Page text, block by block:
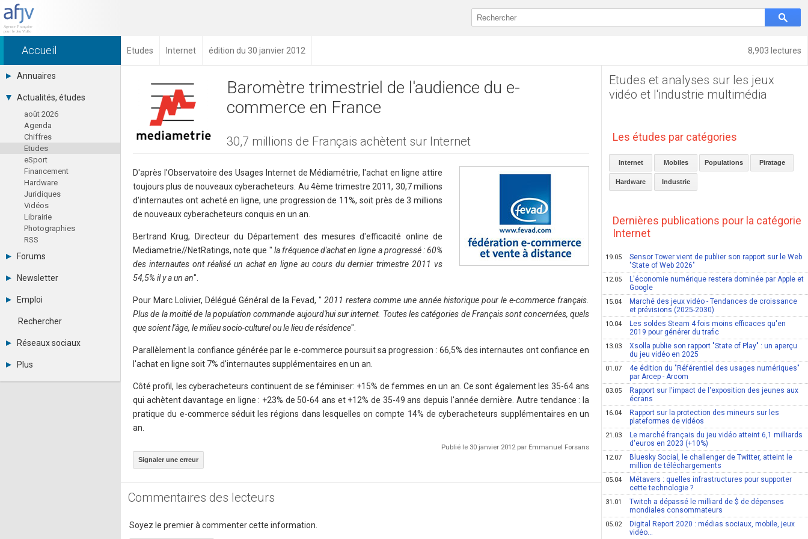
8,903 lectures
Accueil Etudes Internet édition du 30 janvier 2012
Annuaires
Toutes les sociétés (691)
Studios (418)
Editeurs (49)
Distributeurs (16)
Hard. / Accessoires (10)
Middlewares (15)
Prestataires (99)
Assoc. / Syndicats (21)
Formations / Ecoles (46)
Presse spécialisée (17)
Actualités, études
août 2026
Agenda
Chiffres
Etudes
eSport
Financement
Hardware
Juridiques
Vidéos
Librairie
Photographies
RSS
Forums
Tous les forums
Se connecter
Messages privés
Contacter un modérateur
Newsletter
Archives
Abonnement
Emploi
Consulter les annonces
Observatoire de l'emploi
Rechercher
Réseaux sociaux
LinkedIn
Plus
Annonceurs
Baromètre trimestriel de l'audience du e-
commerce en France
30,7 millions de Français achètent sur Internet
D'après l'Observatoire des Usages Internet de Médiamétrie, l'achat en ligne attire
toujours plus de nouveaux cyberacheteurs. Au 4ème trimestre 2011, 30,7 millions
d'internautes ont acheté en ligne, une progression de 11%, soit près de 3 millions
de nouveaux cyberacheteurs conquis en un an.
Bertrand Krug, Directeur du Département des mesures d'efficacité online de
Mediametrie//NetRatings, note que " la fréquence d'achat en ligne a progressé : 60%
des internautes ont réalisé un achat en ligne au cours du dernier trimestre 2011 vs
54,5% il y a un an".
Pour Marc Lolivier, Délégué Général de la Fevad, " 2011 restera comme une année historique pour le e-commerce français.
Plus de la moitié de la population commande aujourd'hui sur internet. Toutes les catégories de Français sont concernées, quels
que soient l'âge, le milieu socio-culturel ou le lieu de résidence".
Parallèlement la confiance générée par le e-commerce poursuit sa progression : 66,5% des internautes ont confiance en
l'achat en ligne soit 7% d'internautes supplémentaires en un an.
Côté profil, les cyberacheteurs continuent de se féminiser: +15% de femmes en un an. Ce sont également les 35-64 ans
qui achètent davantage en ligne : +23% de 50-64 ans et +12% de 35-49 ans depuis l'année dernière. Autre tendance : la
pratique du e-commerce séduit les régions dans lesquelles on compte 14% de cyberacheteurs supplémentaires en un
an.
Publié le 30 janvier 2012 par Emmanuel Forsans
Signaler une erreur
Commentaires des lecteurs
Soyez le premier à commenter cette information.
Etudes et analyses sur les jeux
vidéo et l'industrie multimédia
Les études par catégories
Internet Mobiles Populations Piratage
Hardware Industrie
Dernières publications pour la catégorie
Internet
19.05
Sensor Tower vient de publier son rapport sur le Web
"State of Web 2026"
12.05
L'économie numérique restera dominée par Apple et
Google
15.04
Marché des jeux vidéo - Tendances de croissance
et prévisions (2025-2030)
10.04
Les soldes Steam 4 fois moins efficaces qu'en
2019 pour générer du trafic
13.03
Xsolla publie son rapport "State of Play" : un aperçu
du jeu vidéo en 2025
01.07
4e édition du "Référentiel des usages numériques"
par Arcep - Arcom
03.05
Rapport sur l'impact de l'exposition des jeunes aux
écrans
16.04
Rapport sur la protection des mineurs sur les
plateformes de vidéos
21.03
Le marché français du jeu vidéo atteint 6,1 milliards
d'euros en 2023 (+10%)
12.07
Bluesky Social, le challenger de Twitter, atteint le
million de téléchargements
05.04
Métavers : quelles infrastructures pour supporter
cette technologie ?
31.01
Twitch a dépassé le milliard de $ de dépenses
mondiales consommateurs
05.02
Digital Report 2020 : médias sociaux, mobile, jeux
vidéo...